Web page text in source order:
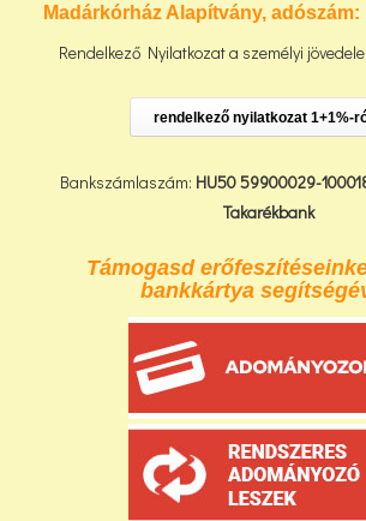
Madárkórház Alapítvány, adószám:
Rendelkező Nyilatkozat a személyi
rendelkező nyilatkozat 1+1%-
Bankszámlaszám: HU50 59900029-
Takarékbank
Támogasd
bankkártya